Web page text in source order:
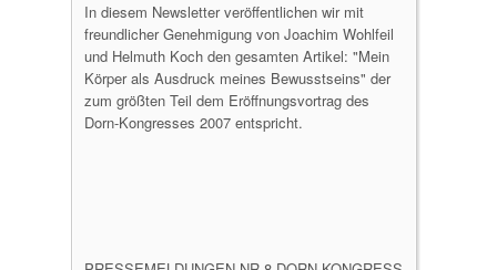
In diesem Newsletter veröffentlichen wir mit
freundlicher Genehmigung von Joachim Wohlfeil
und Helmuth Koch den gesamten Artikel: "Mein
Körper als Ausdruck meines Bewusstseins" der
zum größten Teil dem Eröffnungsvortrag des
Dorn-Kongresses 2007 entspricht.